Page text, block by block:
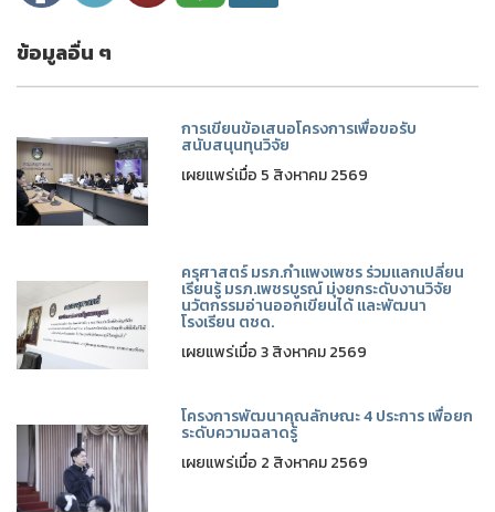
ข้อมูลอื่น ๆ
การเขียนข้อเสนอโครงการเพื่อขอรับ
สนับสนุนทุนวิจัย
เผยแพร่เมื่อ 5 สิงหาคม 2569
ครุศาสตร์ มรภ.กำแพงเพชร ร่วมแลกเปลี่ยน
เรียนรู้ มรภ.เพชรบูรณ์ มุ่งยกระดับงานวิจัย
นวัตกรรมอ่านออกเขียนได้ และพัฒนา
โรงเรียน ตชด.
เผยแพร่เมื่อ 3 สิงหาคม 2569
โครงการพัฒนาคุณลักษณะ 4 ประการ เพื่อยก
ระดับความฉลาดรู้
เผยแพร่เมื่อ 2 สิงหาคม 2569